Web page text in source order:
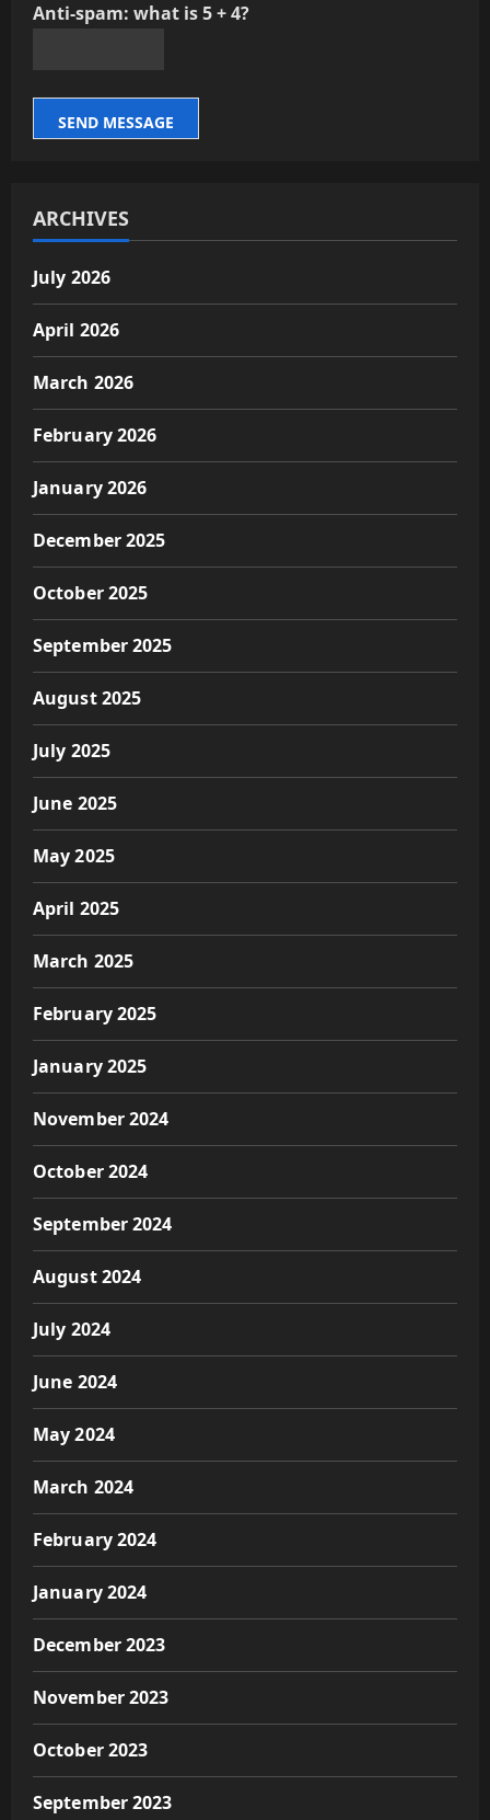
Anti-spam: what is 5 + 4?
SEND MESSAGE
ARCHIVES
July 2026
April 2026
March 2026
February 2026
January 2026
December 2025
October 2025
September 2025
August 2025
July 2025
June 2025
May 2025
April 2025
March 2025
February 2025
January 2025
November 2024
October 2024
September 2024
August 2024
July 2024
June 2024
May 2024
March 2024
February 2024
January 2024
December 2023
November 2023
October 2023
September 2023